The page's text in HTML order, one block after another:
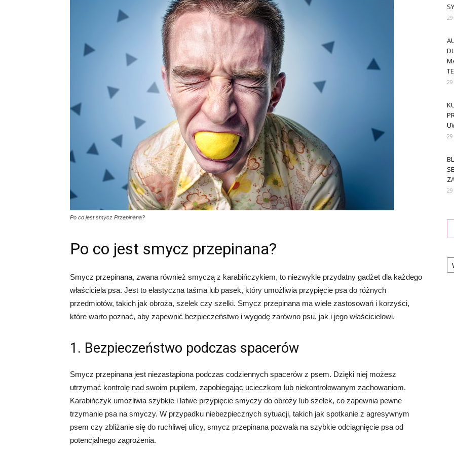
Po co jest smycz Przepinana?
Po co jest smycz przepinana?
Smycz przepinana, zwana również smyczą z karabińczykiem, to niezwykle przydatny gadżet dla każdego
właściciela psa. Jest to elastyczna taśma lub pasek, który umożliwia przypięcie psa do różnych
przedmiotów, takich jak obroża, szelek czy szelki. Smycz przepinana ma wiele zastosowań i korzyści,
które warto poznać, aby zapewnić bezpieczeństwo i wygodę zarówno psu, jak i jego właścicielowi.
1. Bezpieczeństwo podczas spacerów
Smycz przepinana jest niezastąpiona podczas codziennych spacerów z psem. Dzięki niej możesz
utrzymać kontrolę nad swoim pupilem, zapobiegając ucieczkom lub niekontrolowanym zachowaniom.
Karabińczyk umożliwia szybkie i łatwe przypięcie smyczy do obroży lub szelek, co zapewnia pewne
trzymanie psa na smyczy. W przypadku niebezpiecznych sytuacji, takich jak spotkanie z agresywnym
psem czy zbliżanie się do ruchliwej ulicy, smycz przepinana pozwala na szybkie odciągnięcie psa od
potencjalnego zagrożenia.